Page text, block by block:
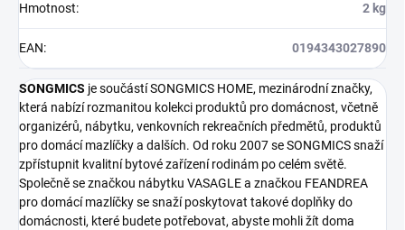
Hmotnost: 2 kg
EAN: 0194343027890
SONGMICS je součástí SONGMICS HOME, mezinárodní značky,
která nabízí rozmanitou kolekci produktů pro domácnost, včetně
organizérů, nábytku, venkovních rekreačních předmětů, produktů
pro domácí mazlíčky a dalších. Od roku 2007 se SONGMICS snaží
zpřístupnit kvalitní bytové zařízení rodinám po celém světě.
Společně se značkou nábytku VASAGLE a značkou FEANDREA
pro domácí mazlíčky se snaží poskytovat takové doplňky do
domácnosti, které budete potřebovat, abyste mohli žít doma